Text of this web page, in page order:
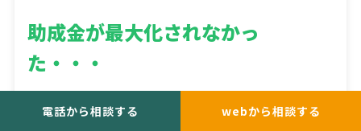
助成金が最大化されなかっ
た・・・
電話から相談する webから相談する